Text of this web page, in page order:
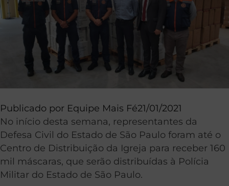
Publicado por Equipe Mais Fé21/01/2021
No início desta semana, representantes da
Defesa Civil do Estado de São Paulo foram até o
Centro de Distribuição da Igreja para receber 160
mil máscaras, que serão distribuídas à Polícia
Militar do Estado de São Paulo.